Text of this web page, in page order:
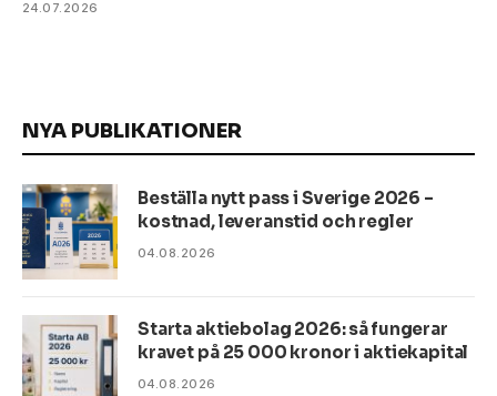
24.07.2026
NYA PUBLIKATIONER
Beställa nytt pass i Sverige 2026 –
kostnad, leveranstid och regler
04.08.2026
Starta aktiebolag 2026: så fungerar
kravet på 25 000 kronor i aktiekapital
04.08.2026